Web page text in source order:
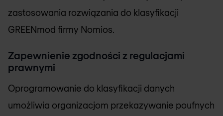
zastosowania rozwiązania do klasyfikacji
GREENmod firmy Nomios.
Zapewnienie zgodności z regulacjami
prawnymi
Oprogramowanie do klasyfikacji danych
umożliwia organizacjom przekazywanie poufnych